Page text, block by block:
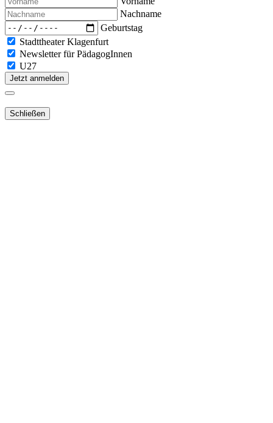
Nachname
Geburtstag
Stadttheater Klagenfurt
Newsletter für PädagogInnen
U27
Jetzt anmelden
Schließen